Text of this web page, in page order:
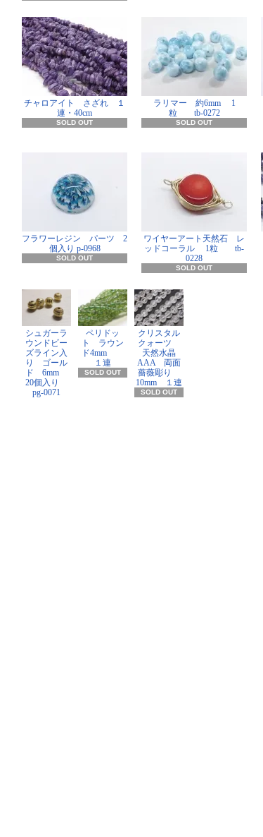
チャロアイト さざれ １
連・40cm
SOLD OUT
ラリマー 約6mm 1
粒 tb-0272
SOLD OUT
フラワーレジン パーツ 2
個入り p-0968
SOLD OUT
ワイヤーアート天然石 レ
ッドコーラル 1粒 tb-
0228
SOLD OUT
シュガーラ
ウンドビー
ズライン入
り ゴール
ド 6mm
20個入り
pg-0071
ペリドッ
ト ラウン
ド4mm
１連
SOLD OUT
クリスタル
クォーツ
天然水晶
AAA 両面
薔薇彫り
10mm １連
SOLD OUT